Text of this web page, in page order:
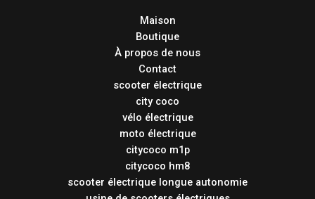
Maison
Boutique
À propos de nous
Contact
scooter électrique
city coco
vélo électrique
moto électrique
citycoco m1p
citycoco hm8
scooter électrique longue autonomie